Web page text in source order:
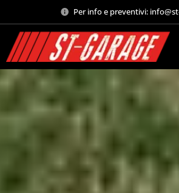
Per info e preventivi: